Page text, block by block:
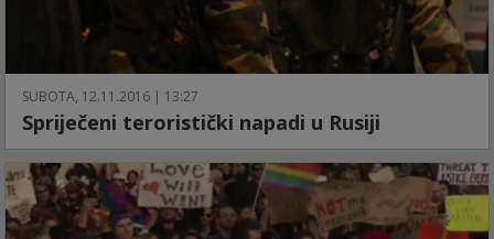
SUBOTA, 12.11.2016 | 13:27
Spriječeni teroristički napadi u Rusiji